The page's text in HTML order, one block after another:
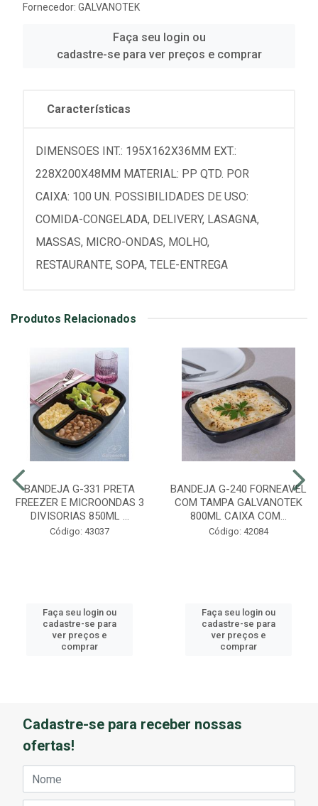
Fornecedor: GALVANOTEK
Faça seu login ou
cadastre-se para ver preços e comprar
Características
DIMENSOES INT.: 195X162X36MM EXT.:
228X200X48MM MATERIAL: PP QTD. POR
CAIXA: 100 UN. POSSIBILIDADES DE USO:
COMIDA-CONGELADA, DELIVERY, LASAGNA,
MASSAS, MICRO-ONDAS, MOLHO,
RESTAURANTE, SOPA, TELE-ENTREGA
Produtos Relacionados
BANDEJA G-331 PRETA
FREEZER E MICROONDAS 3
DIVISORIAS 850ML ...
Código: 43037
Faça seu login ou
cadastre-se para
ver preços e
comprar
BANDEJA G-240 FORNEAVEL
COM TAMPA GALVANOTEK
800ML CAIXA COM...
Código: 42084
Faça seu login ou
cadastre-se para
ver preços e
comprar
Cadastre-se para receber nossas
ofertas!